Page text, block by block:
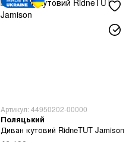
Артикул: 44950202-00000
Поляцький
Диван кутовий RidneTUT Jamison